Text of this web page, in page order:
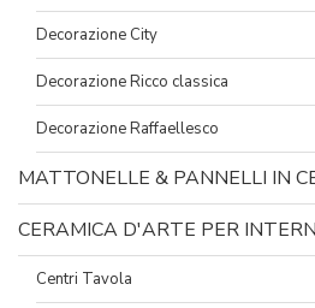
Decorazione City
Decorazione Ricco classica
Decorazione Raffaellesco
MATTONELLE & PANNELLI IN
CERAMICA D'ARTE PER
Centri Tavola